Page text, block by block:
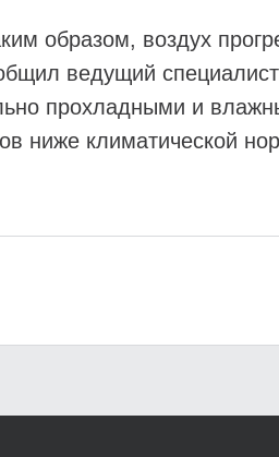
образом, воздух
ведущий
прохладными и
ниже климатической